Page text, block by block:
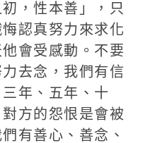
，性本善」，只
認真努力來求化
會受感動。不要
去念，我們有信
年、五年、十
方的怨恨是會被
有善心、善念、